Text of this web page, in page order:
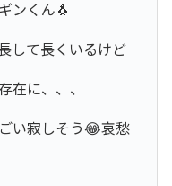
ンくん🐧
して長くいるけど
在に、、、
い寂しそう😂哀愁